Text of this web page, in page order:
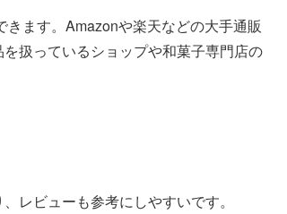
ます。Amazonや楽天などの大手通販
扱っているショップや和菓子専門店の
レビューも参考にしやすいです。